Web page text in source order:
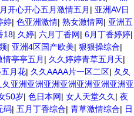
开心开心五月激情五月 | 亚洲AV日
婷| 色亚洲激情| 熟女激情网| 亚洲五
18| 久婷| 六月丁香网| 6月丁香婷婷|
| 亚洲4区国产欧美| 狠狠操综合|
情亭亭五月 | 久久婷婷青草五月天|
月花| 久久AAAA片一区二区| 夂夂
亚洲亚洲亚洲亚洲亚洲亚洲亚洲亚
50岁| 色日本网| 女人天堂久久 | 夜
码| 五月丁香综合| 青草激情综合| 日